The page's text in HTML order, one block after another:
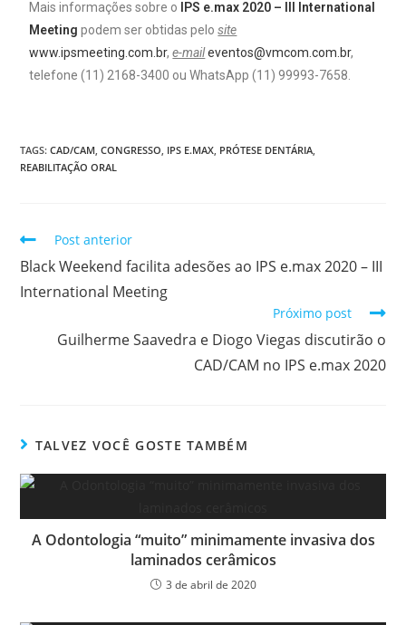
Mais informações sobre o
IPS e.max 2020 – III International
Meeting podem ser obtidas pelosite
www.ipsmeeting.com.br,e-maileventos@vmcom.com.br,
telefone (11) 2168-3400 ou WhatsApp (11) 99993-7658.
TAGS:CAD/CAM CONGRESSO IPS E.MAX PRÓTESE DENTÁRIA
REABILITAÇÃO ORAL
Post anterior
Black Weekend facilita adesões ao IPS e.max 2020 – III
International Meeting
Próximo post
Guilherme Saavedra e Diogo Viegas discutirão o
CAD/CAM no IPS e.max 2020
TALVEZ VOCÊ GOSTE TAMBÉM
A Odontologia “muito” minimamente invasiva dos
laminados cerâmicos
3 de abril de 2020